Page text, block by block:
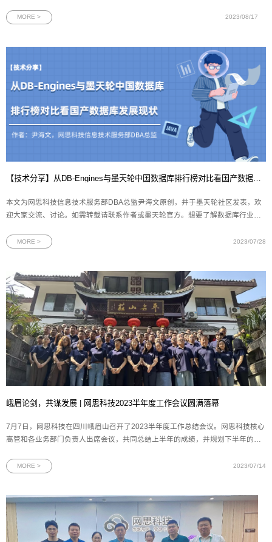
之内最新一轮融资的投后估值达到1亿美元。根据长城战略咨询发布的数据，中
MORE > 2023/08/17
【技术分享】从DB-Engines与墨天轮中国数据库排行榜对比看国产数据库发展现状
本文为网思科技信息技术服务部DBA总监尹海文原创，并于墨天轮社区发表，欢
迎大家交流、讨论。如需转载请联系作者或墨天轮官方。想要了解数据库行业的
在这方面，国际上广为人知的DB-Engines数据库流行度排行榜和国内的墨天轮中
MORE > 2023/07/28
峨眉论剑，共谋发展 | 网思科技2023半年度工作会议圆满落幕
7月7日，网思科技在四川峨眉山召开了2023半年度工作总结会议。网思科技核心
高管和各业务部门负责人出席会议，共同总结上半年的成绩，并规划下半年的各
年的工作进行了全面复盘和总结，对各项目、各版块取得的成果给予了充分的肯
MORE > 2023/07/14